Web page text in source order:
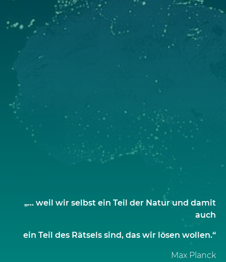
„... weil wir selbst ein Teil der Natur und damit
auch
ein Teil des Rätsels sind, das wir lösen wollen.“
Max Planck